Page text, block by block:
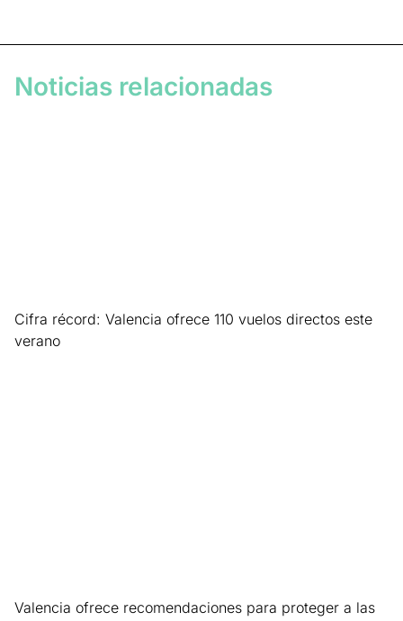
Noticias relacionadas
Cifra récord: Valencia ofrece 110 vuelos directos este
verano
Valencia ofrece recomendaciones para proteger a las